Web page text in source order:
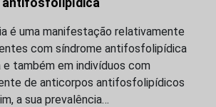
é uma manifestação relativamente
com síndrome antifosfolipídica
também em indivíduos com
de anticorpos antifosfolipídicos
a sua prevalência…